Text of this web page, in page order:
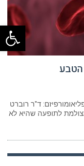
הטבע
ד"ר רוברט
לתופעה שהיא לא